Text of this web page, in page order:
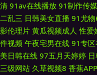
物视频 人人操91 不卡的AV电
福利海角 美女母亲黄色三级A
在线观看 欧美高清专区 操碰在
清 91av在线播放 91制作传媒
二乱三 日韩美女直播 91尤
影伦理片 黄瓜视频成人 性爱
件视频 午夜宅男在线 91专
美日韩在线 97五月天婷婷
三级网站 久草视频8 香蕉